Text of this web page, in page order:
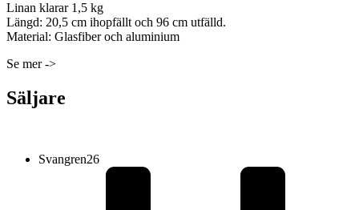
Linan klarar 1,5 kg
Längd: 20,5 cm ihopfällt och 96 cm utfälld.
Material: Glasfiber och aluminium
Se mer ->
Säljare
Svangren26